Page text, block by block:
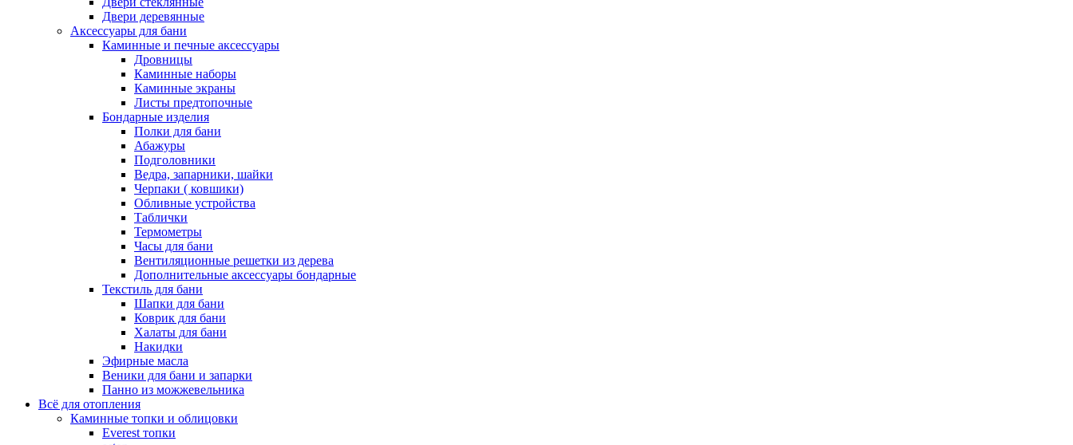
Двери деревянные
Аксессуары для бани
Каминные и печные аксессуары
Дровницы
Каминные наборы
Каминные экраны
Листы предтопочные
Бондарные изделия
Полки для бани
Абажуры
Подголовники
Ведра, запарники, шайки
Черпаки ( ковшики)
Обливные устройства
Таблички
Термометры
Часы для бани
Вентиляционные решетки из дерева
Дополнительные аксессуары бондарные
Текстиль для бани
Шапки для бани
Коврик для бани
Халаты для бани
Накидки
Эфирные масла
Веники для бани и запарки
Панно из можжевельника
Всё для отопления
Каминные топки и облицовки
Everest топки